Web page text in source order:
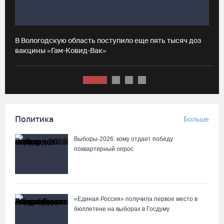
Вологодчина экспортировала в страны ЕС 4,2 тысячи тонн
технического жира
07.08.26 / 15:08
Бизнес Северо-Запада столкнулся с более чем 1,5 тысячи
07.08.26 / 14:58
75-летний бегун из Великого Устюга стал чемпионом России
07.08.26 / 14:42
Завершен первый этап благоустройства прибрежной зоны
В Вологодскую область поступило еще пять тысяч доз
вакцины «Гам-Ковид-Вак»
Политика Больше
Выборы-2026: кому отдает победу
поквартирный опрос
«Единая Россия» получила первое место в
бюллетене на выборах в Госдуму